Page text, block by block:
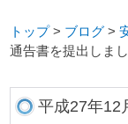
トップ> ブログ >
通告書を提出しま
平成27年12